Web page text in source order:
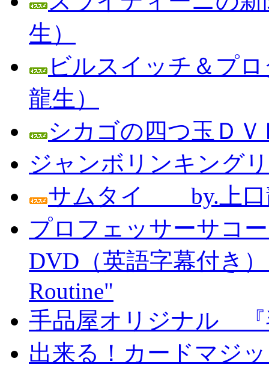
生）
ビルスイッチ＆プ
龍生）
シカゴの四つ玉Ｄ
ジャンボリンキング
サムタイ by.上口
プロフェッサーサコ
DVD（英語字幕付き
Routine"
手品屋オリジナル 『
出来る！カードマジ